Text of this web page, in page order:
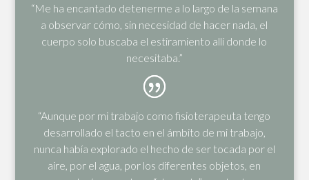
“Me ha encantado detenerme a lo largo de la semana
a observar cómo, sin necesidad de hacer nada, el
cuerpo solo buscaba el estiramiento allí donde lo
necesitaba.”
“Aunque por mi trabajo como fisioterapeuta tengo
desarrollado el tacto en el ámbito de mi trabajo,
nunca había explorado el hecho de ser tocada por el
aire, por el agua, por los diferentes objetos, en